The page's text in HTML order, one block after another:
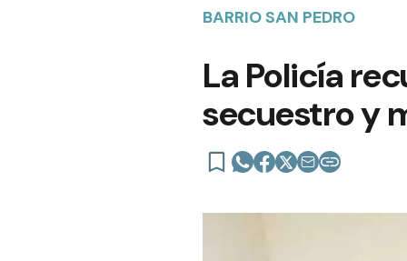
BARRIO SAN PEDRO
La Policía
secuestro y